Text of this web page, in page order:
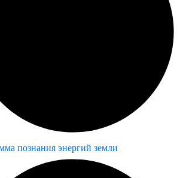
познания энергий земли